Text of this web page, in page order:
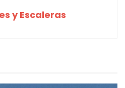
y Escaleras